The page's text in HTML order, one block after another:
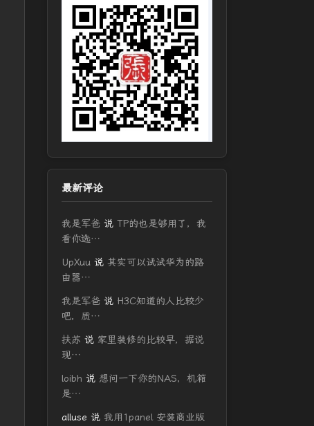
最新评论
我是军爸 说 TP的也是够用了，我
看你选…
UpXuu 说 其实可以试试华为的路
由器…
我是军爸 说 H3C知道的人比较少
吧，质…
扶苏 说 家里装修的比较早，据说
现…
loibh 说 想问一下你的NAS，机箱
是…
alluse 说 我用1panel 安装商业版